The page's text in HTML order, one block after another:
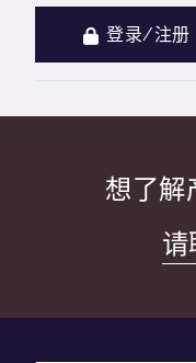
登录/注册
想了解
请